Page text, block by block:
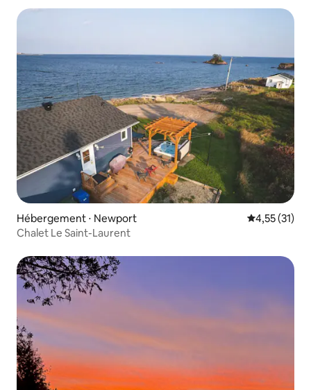
Hébergement ⋅ Newport Évaluation
4,55 (31)
Chalet Le Saint-Laurent